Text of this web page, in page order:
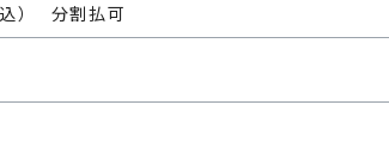
） 分割払可